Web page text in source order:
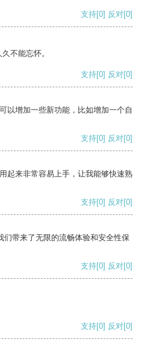
支持[0] 反对[0]
不能忘怀。
支持[0] 反对[0]
以增加一些新功能，比如增加一个自
支持[0] 反对[0]
起来非常容易上手，让我能够快速熟
支持[0] 反对[0]
带来了无限的流畅体验和安全性保
支持[0] 反对[0]
支持[0] 反对[0]